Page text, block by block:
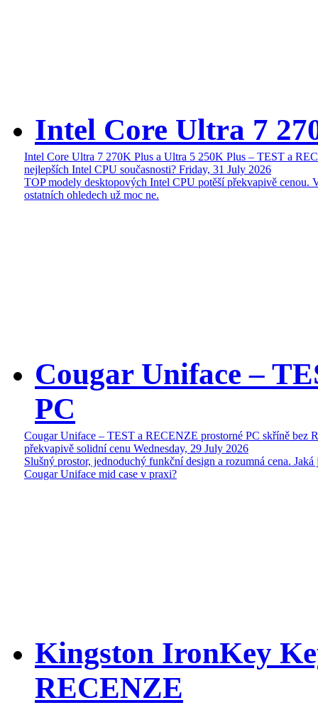
Intel Core Ultra 7
Intel Core Ultra 7 270K Plus a Ultra 5 250K Plus – TEST a
nejlepších Intel CPU současnosti? Friday, 31 July 2026
TOP modely desktopových Intel CPU potěší překvapivě cenou.
ostatních ohledech už moc ne.
Cougar Uniface –
PC
Cougar Uniface – TEST a RECENZE prostorné PC skříně bez
překvapivě solidní cenu Wednesday, 29 July 2026
Slušný prostor, jednoduchý funkční design a rozumná cena. Jaká
Cougar Uniface mid case v praxi?
Kingston IronKey
RECENZE